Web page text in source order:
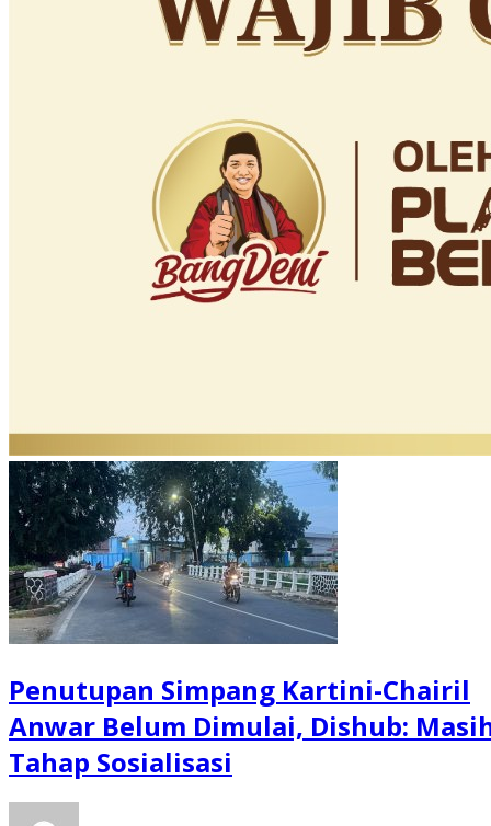
Penutupan Simpang Kartini-Chairil
Anwar Belum Dimulai, Dishub:
Tahap Sosialisasi